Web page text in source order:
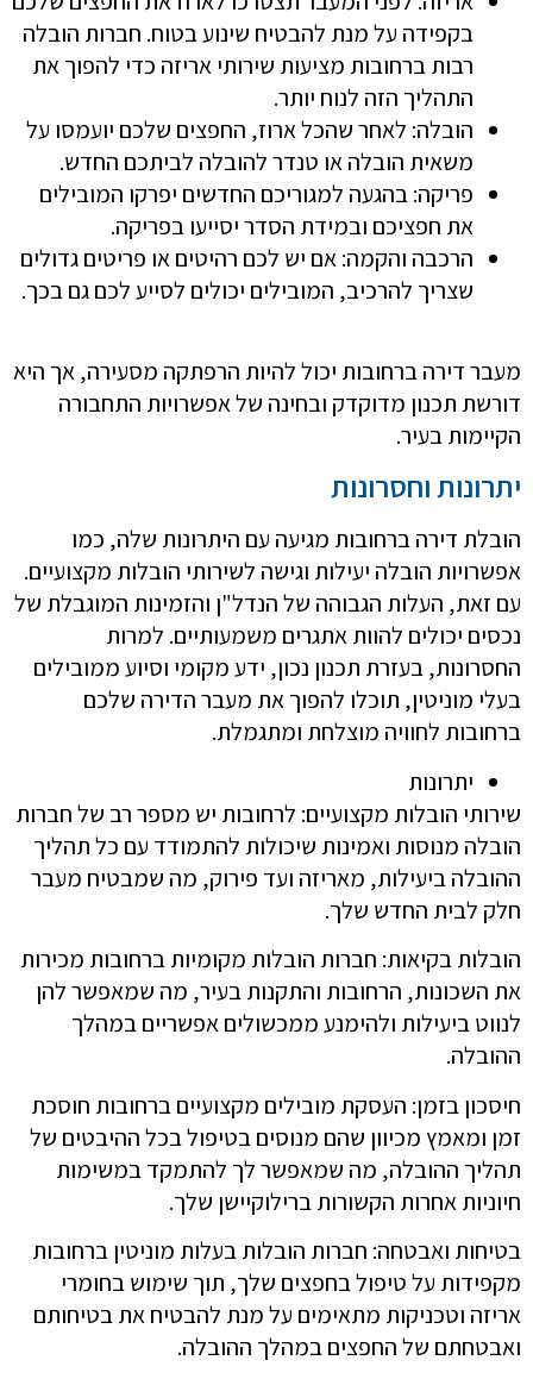
בקפידה על מנת להבטיח שינוע בטוח. חברות הובלה
רבות ברחובות מציעות שירותי אריזה כדי להפוך את
התהליך הזה לנוח יותר.
הובלה: לאחר שהכל ארוז, החפצים שלכם יועמסו על
משאית הובלה או טנדר להובלה לביתכם החדש.
פריקה: בהגעה למגוריכם החדשים יפרקו המובילים
את חפציכם ובמידת הסדר יסייעו בפריקה.
הרכבה והקמה: אם יש לכם רהיטים או פריטים גדולים
שצריך להרכיב, המובילים יכולים לסייע לכם גם בכך.
מעבר דירה ברחובות יכול להיות הרפתקה מסעירה, אך היא
דורשת תכנון מדוקדק ובחינה של אפשרויות התחבורה
הקיימות בעיר.
יתרונות וחסרונות
הובלת דירה ברחובות מגיעה עם היתרונות שלה, כמו
אפשרויות הובלה יעילות וגישה לשירותי הובלות מקצועיים.
עם זאת, העלות הגבוהה של הנדל"ן והזמינות המוגבלת של
נכסים יכולים להוות אתגרים משמעותיים. למרות
החסרונות, בעזרת תכנון נכון, ידע מקומי וסיוע ממובילים
בעלי מוניטין, תוכלו להפוך את מעבר הדירה שלכם
ברחובות לחוויה מוצלחת ומתגמלת.
יתרונות
שירותי הובלות מקצועיים: לרחובות יש מספר רב של חברות
הובלה מנוסות ואמינות שיכולות להתמודד עם כל תהליך
ההובלה ביעילות, מאריזה ועד פירוק, מה שמבטיח מעבר
חלק לבית החדש שלך.
הובלות בקיאות: חברות הובלות מקומיות ברחובות מכירות
את השכונות, הרחובות והתקנות בעיר, מה שמאפשר להן
לנווט ביעילות ולהימנע ממכשולים אפשריים במהלך
ההובלה.
חיסכון בזמן: העסקת מובילים מקצועיים ברחובות חוסכת
זמן ומאמץ מכיוון שהם מנוסים בטיפול בכל ההיבטים של
תהליך ההובלה, מה שמאפשר לך להתמקד במשימות
חיוניות אחרות הקשורות ברילוקיישן שלך.
בטיחות ואבטחה: חברות הובלות בעלות מוניטין ברחובות
מקפידות על טיפול בחפצים שלך, תוך שימוש בחומרי
אריזה וטכניקות מתאימים על מנת להבטיח את בטיחותם
ואבטחתם של החפצים במהלך ההובלה.